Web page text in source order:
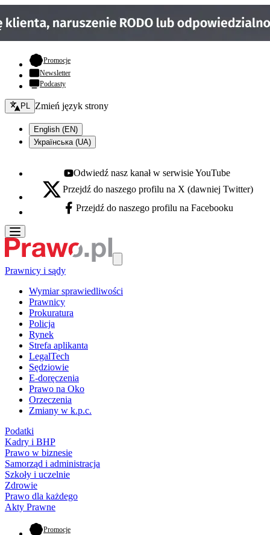
Promocje- otwiera się w nowej karcie
Newsletter
Podcasty
Zmień język - bieżący:
PL Zmień język strony
English (EN)
Українська (UA)
Youtube - otwiera się w nowej karcie
Odwiedź nasz kanał w serwisie YouTube
X - otwiera się w nowej karcie
Przejdź do naszego profilu na X (dawniej Twitter)
Facebook - otwiera się w nowej karcie
Przejdź do naszego profilu na Facebooku
Prawnicy i sądy
Wymiar sprawiedliwości
Prawnicy
Prokuratura
Policja
Rynek
Strefa aplikanta
LegalTech
Sędziowie
E-doręczenia
Prawo na Oko
Orzeczenia
Zmiany w k.p.c.
Podatki
Kadry i BHP
Prawo w biznesie
Samorząd i administracja
Szkoły i uczelnie
Zdrowie
Prawo dla każdego
Akty Prawne
Promocje- otwiera się w nowej karcie